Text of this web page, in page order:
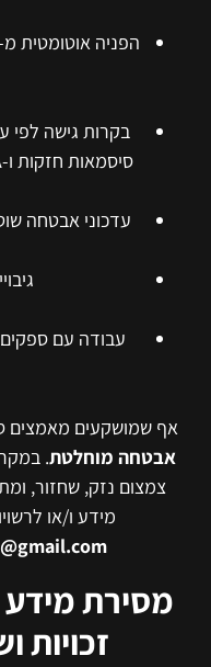
סיסמאות חזקות ו-MFA למערכות ניהול, ותיעוד גישה;
עדכוני אבטחה
עבודה עם ספקים
אף שמושקעים מאמצים
אבטחה מוחלטת.
צמצום נזק, שחזור,
מידע ו/או
מסירת מידע
זכויות